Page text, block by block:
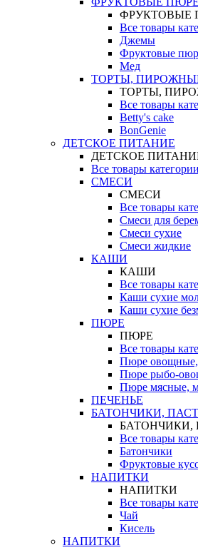
ФРУКТОВЫЕ
Все товары
Джемы
Фруктовые
Мед
ТОРТЫ,
ТОРТЫ,
Все товары
Betty's cake
BonGenie
ДЕТСКОЕ ПИТАНИЕ
ДЕТСКОЕ
Все товары категории
СМЕСИ
СМЕСИ
Все товары
Смеси для
Смеси сухие
Смеси жидкие
КАШИ
КАШИ
Все товары
Каши сухие
Каши сухие
ПЮРЕ
ПЮРЕ
Все товары
Пюре овощные,
Пюре рыбо-
Пюре мясные,
ПЕЧЕНЬЕ
БАТОНЧИКИ,
БАТОНЧИКИ,
Все товары
Батончики
Фруктовые
НАПИТКИ
НАПИТКИ
Все товары
Чай
Кисель
НАПИТКИ